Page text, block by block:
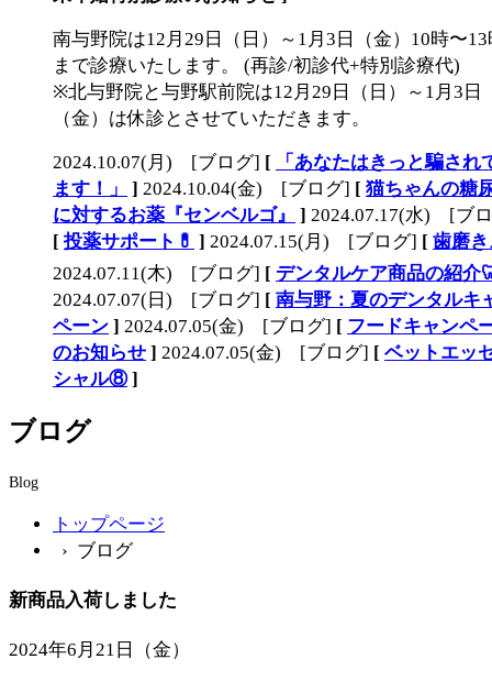
南与野院は12月29日（日）～1月3日（金）10時〜13
まで診療いたします。 (再診/初診代+特別診療代)
※北与野院と与野駅前院は12月29日（日）～1月3日
（金）は休診とさせていただきます。
2024.10.07(月) [ブログ] [
「あなたはきっと騙され
ます！」
] 2024.10.04(金) [ブログ] [ 猫ちゃんの糖
に対するお薬『センベルゴ』
] 2024.07.17(水) [ブ
[ 投薬サポート💊 ] 2024.07.15(月) [ブログ] [ 歯磨
2024.07.11(木) [ブログ] [ デンタルケア商品の紹介
2024.07.07(日) [ブログ] [ 南与野：夏のデンタルキ
ペーン ] 2024.07.05(金) [ブログ] [ フードキャンペ
のお知らせ ] 2024.07.05(金) [ブログ] [ ベットエッ
シャル⑧]
ブログ
Blog
トップページ
› ブログ
新商品入荷しました
2024年6月21日（金）